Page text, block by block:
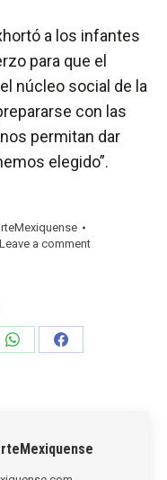
a los infantes
para que el
núcleo social de la
con las
permitan dar
elegido”.
Leave a comment
Share
Share